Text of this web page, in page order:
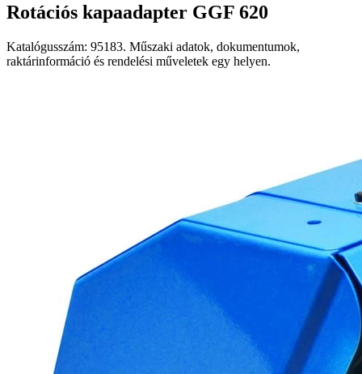
Rotációs kapaadapter GGF 620
Katalógusszám: 95183. Műszaki adatok, dokumentumok,
raktárinformáció és rendelési műveletek egy helyen.